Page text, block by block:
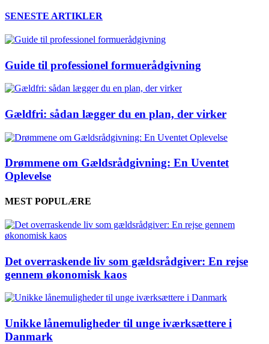
SENESTE ARTIKLER
Guide til professionel formuerådgivning
Gældfri: sådan lægger du en plan, der virker
Drømmene om Gældsrådgivning: En Uventet
Oplevelse
MEST POPULÆRE
Det overraskende liv som gældsrådgiver: En rejse
gennem økonomisk kaos
Unikke lånemuligheder til unge iværksættere i
Danmark